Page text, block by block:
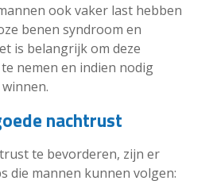
ook vaker last hebben
benen syndroom en
is belangrijk om deze
nemen en indien nodig
nachtrust
te bevorderen, zijn er
die mannen kunnen volgen: